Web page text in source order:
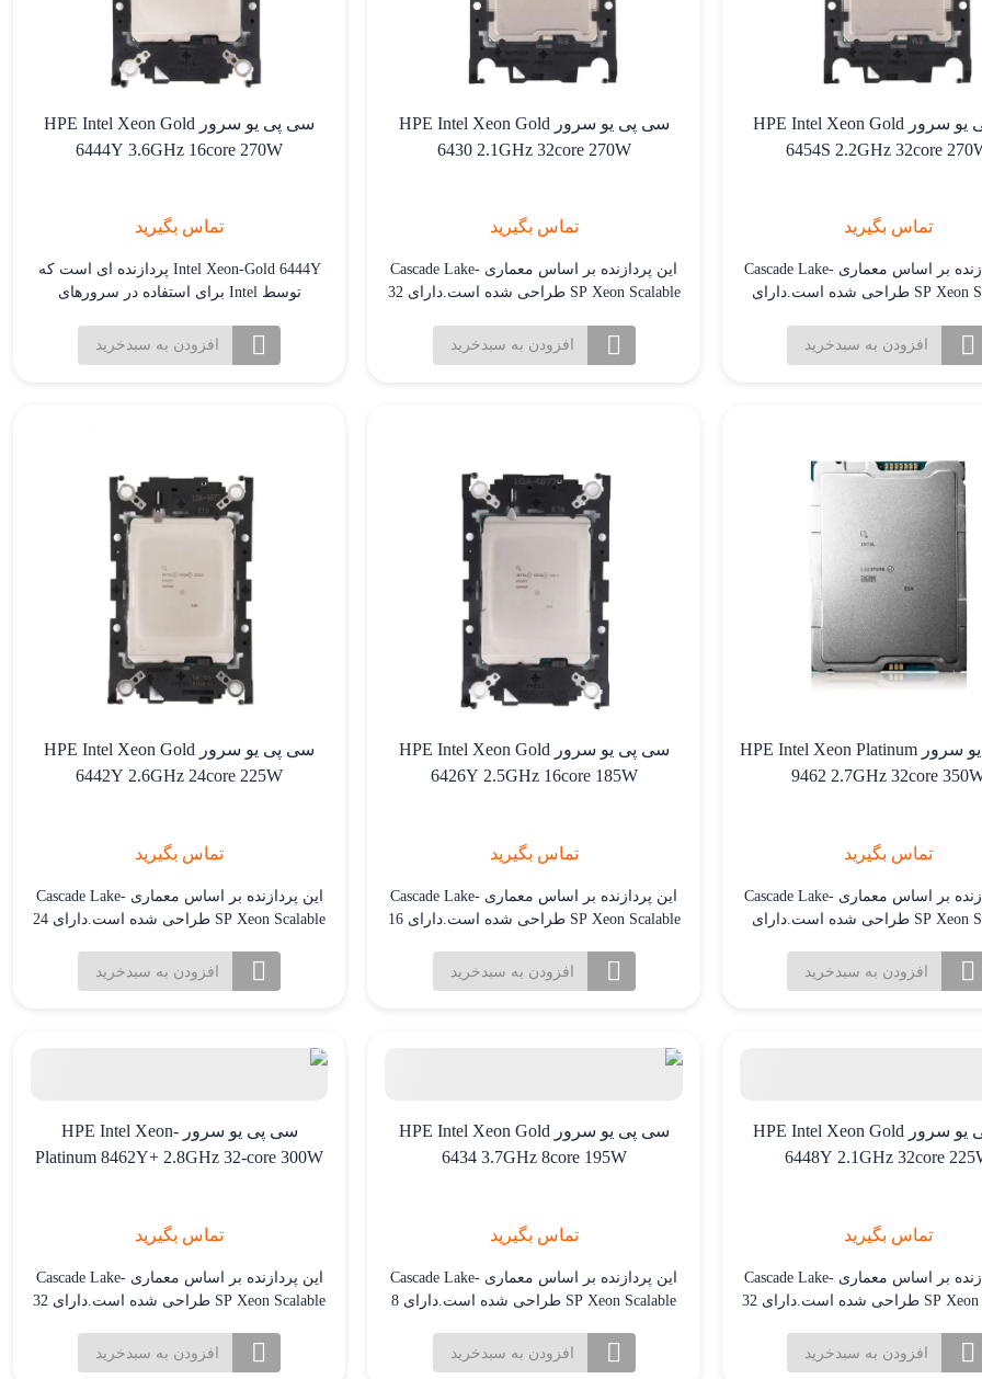
سی پی یو سرور HPE Intel Xeon Gold
6454S 2.2GHz 32core
تماس بگیرید
این پردازنده بر اساس معماری Cascade Lake-
SP Xeon Scalable طراحی شده است.دارای
در کاربردهای چند رشته ای و پردازش
موازی. فرکانس پایه 2.2 گیگاهرتز که با
افزودن به سبدخرید
سی پی یو سرور HPE Intel Xeon Gold
6430 2.1GHz 32core 270W
تماس بگیرید
این پردازنده بر اساس معماری Cascade Lake-
SP Xeon Scalable طراحی شده است.دارای 32
بالا در کاربردهای چند رشته ای و پردازش
موازی. فرکانس پایه 2.1 گیگاهرتز که با
افزودن به سبدخرید
سی پی یو سرور HPE Intel Xeon Gold
6444Y 3.6GHz 16core 270W
تماس بگیرید
Intel Xeon-Gold 6444Y پردازنده ای است که
توسط Intel برای استفاده در سرورهای
بخشی از خانواده Xeon-Gold پردازنده های
سرور Intel است که بر اساس معماری
این پردازنده 45 مگابایت ودارای حداکتر
وات میباشد.این پردازنده از توان محاسباتی
بالایی برخوردار است.
افزودن به سبدخرید
سی پی یو سرور HPE Intel Xeon Platinum
9462 2.7GHz 32core
تماس بگیرید
این پردازنده بر اساس معماری Cascade Lake-
SP Xeon Scalable طراحی شده است.دارای
در کاربردهای چند رشته ای و پردازش
موازی. فرکانس پایه 2.2 گیگاهرتز که با
افزودن به سبدخرید
سی پی یو سرور HPE Intel Xeon Gold
6426Y 2.5GHz 16core 185W
تماس بگیرید
این پردازنده بر اساس معماری Cascade Lake-
SP Xeon Scalable طراحی شده است.دارای 16
بالا در کاربردهای چند رشته ای و پردازش
موازی. فرکانس پایه 2.5 گیگاهرتز که با
افزودن به سبدخرید
سی پی یو سرور HPE Intel Xeon Gold
6442Y 2.6GHz 24core 225W
تماس بگیرید
این پردازنده بر اساس معماری Cascade Lake-
SP Xeon Scalable طراحی شده است.دارای 24
بالا در کاربردهای چند رشته ای و پردازش
موازی. فرکانس پایه 2.6 گیگاهرتز که با
افزودن به سبدخرید
سی پی یو سرور HPE Intel Xeon Gold
6448Y 2.1GHz 32core
تماس بگیرید
این پردازنده بر اساس معماری Cascade Lake-
SP Xeon Scalable طراحی شده است.دارای 32
در کاربردهای چند رشته ای و پردازش
موازی. فرکانس پایه 2.1 گیگاهرتز که با
افزودن به سبدخرید
سی پی یو سرور HPE Intel Xeon Gold
6434 3.7GHz 8core 195W
تماس بگیرید
این پردازنده بر اساس معماری Cascade Lake-
SP Xeon Scalable طراحی شده است.دارای 8
بالا در کاربردهای چند رشته ای و پردازش
موازی. فرکانس پایه 3.7 گیگاهرتز که با
افزودن به سبدخرید
سی پی یو سرور HPE Intel Xeon-
Platinum 8462Y+ 2.8GHz 32-core 300W
تماس بگیرید
این پردازنده بر اساس معماری Cascade Lake-
SP Xeon Scalable طراحی شده است.دارای 32
بالا در کاربردهای چند رشته ای و پردازش
موازی. فرکانس پایه 2.8 گیگاهرتز که با
افزودن به سبدخرید